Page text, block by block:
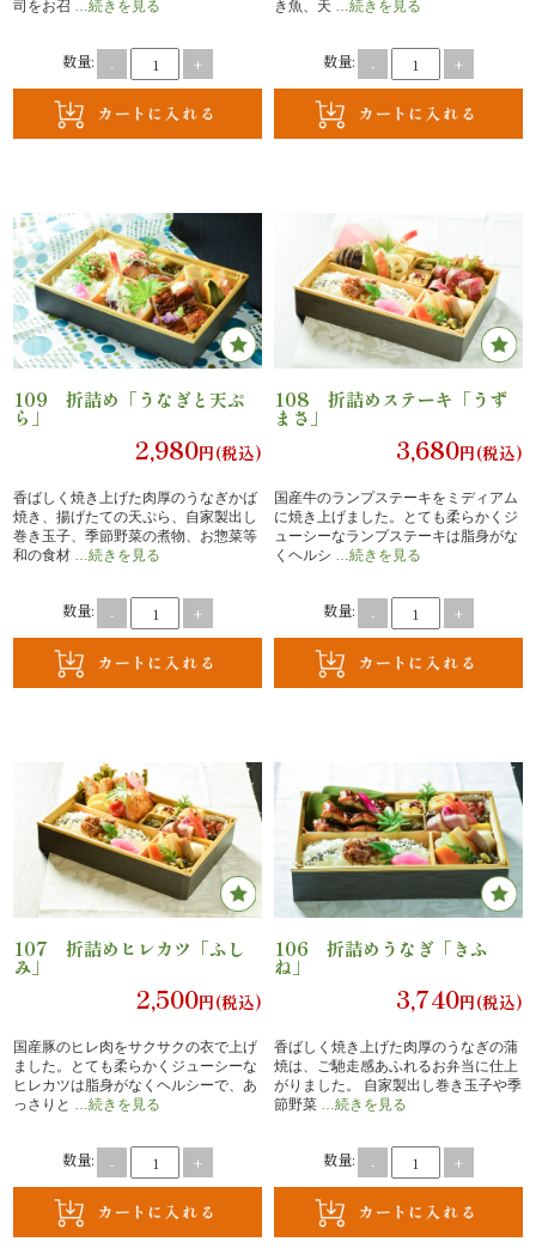
内
弁
当
詰
弁
当
会
料
理
オ
ー
ル
寿
品・
オ
シ
ョ
司をお召 …続きを見る
数量: - +
き魚、天 …続きを見る
数量: - +
109 折詰め「うなぎと天ぷ
ら」
2,980円(税込)
香ばしく焼き上げた肉厚のうなぎかば
焼き、揚げたての天ぷら、自家製出し
巻き玉子、季節野菜の煮物、お惣菜等
和の食材 …続きを見る
数量: - +
108 折詰めステーキ「うず
まさ」
3,680円(税込)
国産牛のランプステーキをミディアム
に焼き上げました。とても柔らかくジ
ューシーなランプステーキは脂身がな
くヘルシ …続きを見る
数量: - +
107 折詰めヒレカツ「ふし
み」
2,500円(税込)
国産豚のヒレ肉をサクサクの衣で上げ
ました。とても柔らかくジューシーな
ヒレカツは脂身がなくヘルシーで、あ
っさりと …続きを見る
数量: - +
106 折詰めうなぎ「きふ
ね」
3,740円(税込)
香ばしく焼き上げた肉厚のうなぎの蒲
焼は、ご馳走感あふれるお弁当に仕上
がりました。 自家製出し巻き玉子や季
節野菜 …続きを見る
数量: - +